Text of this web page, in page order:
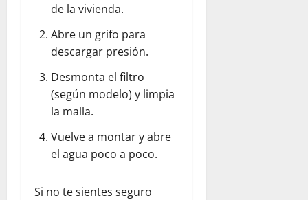
de la vivienda.
Abre un grifo para
descargar presión.
Desmonta el filtro
(según modelo) y limpia
la malla.
Vuelve a montar y abre
el agua poco a poco.
Si no te sientes seguro